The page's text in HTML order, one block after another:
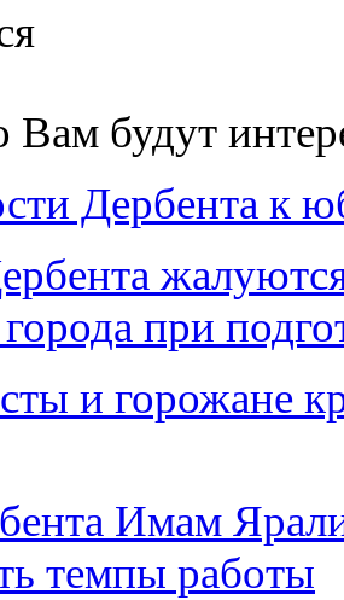
будут
Дербента к
при
и горожане
Имам
темпы работы